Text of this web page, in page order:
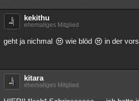
kekithu
ehemaliges Mitglied
geht ja nichmal wie blöd in der
kitara
ehemaliges Mitglied